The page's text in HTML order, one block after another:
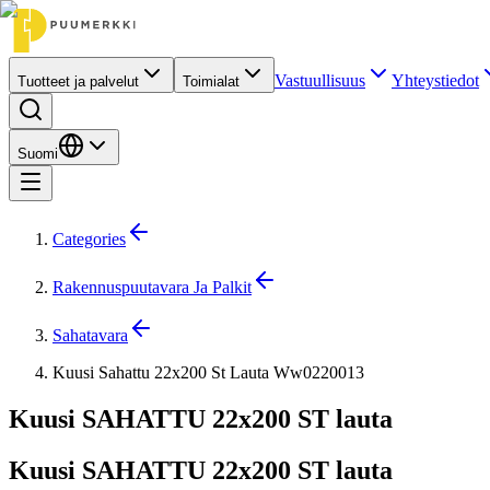
Tuotteet ja palvelut Toimialat Vastuullisuus Yhteystiedot
Suomi
Categories
Rakennuspuutavara Ja Palkit
Sahatavara
Kuusi Sahattu 22x200 St Lauta Ww0220013
Kuusi SAHATTU 22x200 ST lauta
Kuusi SAHATTU 22x200 ST lauta